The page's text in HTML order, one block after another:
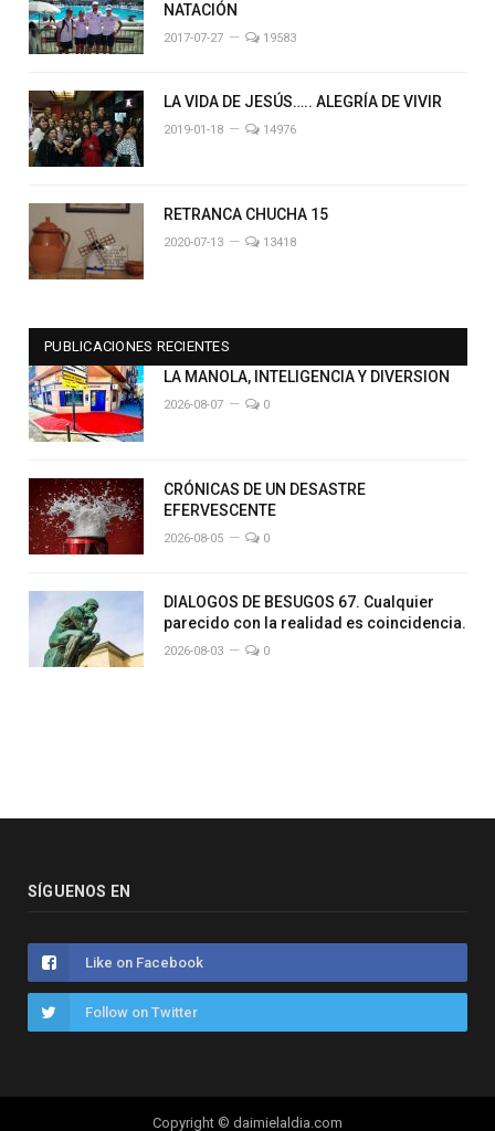
NATACIÓN
2017-07-27 19583
LA VIDA DE JESÚS….. ALEGRÍA DE VIVIR
2019-01-18 14976
RETRANCA CHUCHA 15
2020-07-13 13418
PUBLICACIONES RECIENTES
LA MANOLA, INTELIGENCIA Y DIVERSION
2026-08-07 0
CRÓNICAS DE UN DESASTRE
EFERVESCENTE
2026-08-05 0
DIALOGOS DE BESUGOS 67. Cualquier
parecido con la realidad es coincidencia.
2026-08-03 0
SÍGUENOS EN
Like on Facebook
Follow on Twitter
Copyright © daimielaldia.com